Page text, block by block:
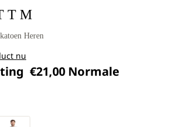
T M
Heren
nu
€21,00 Normale